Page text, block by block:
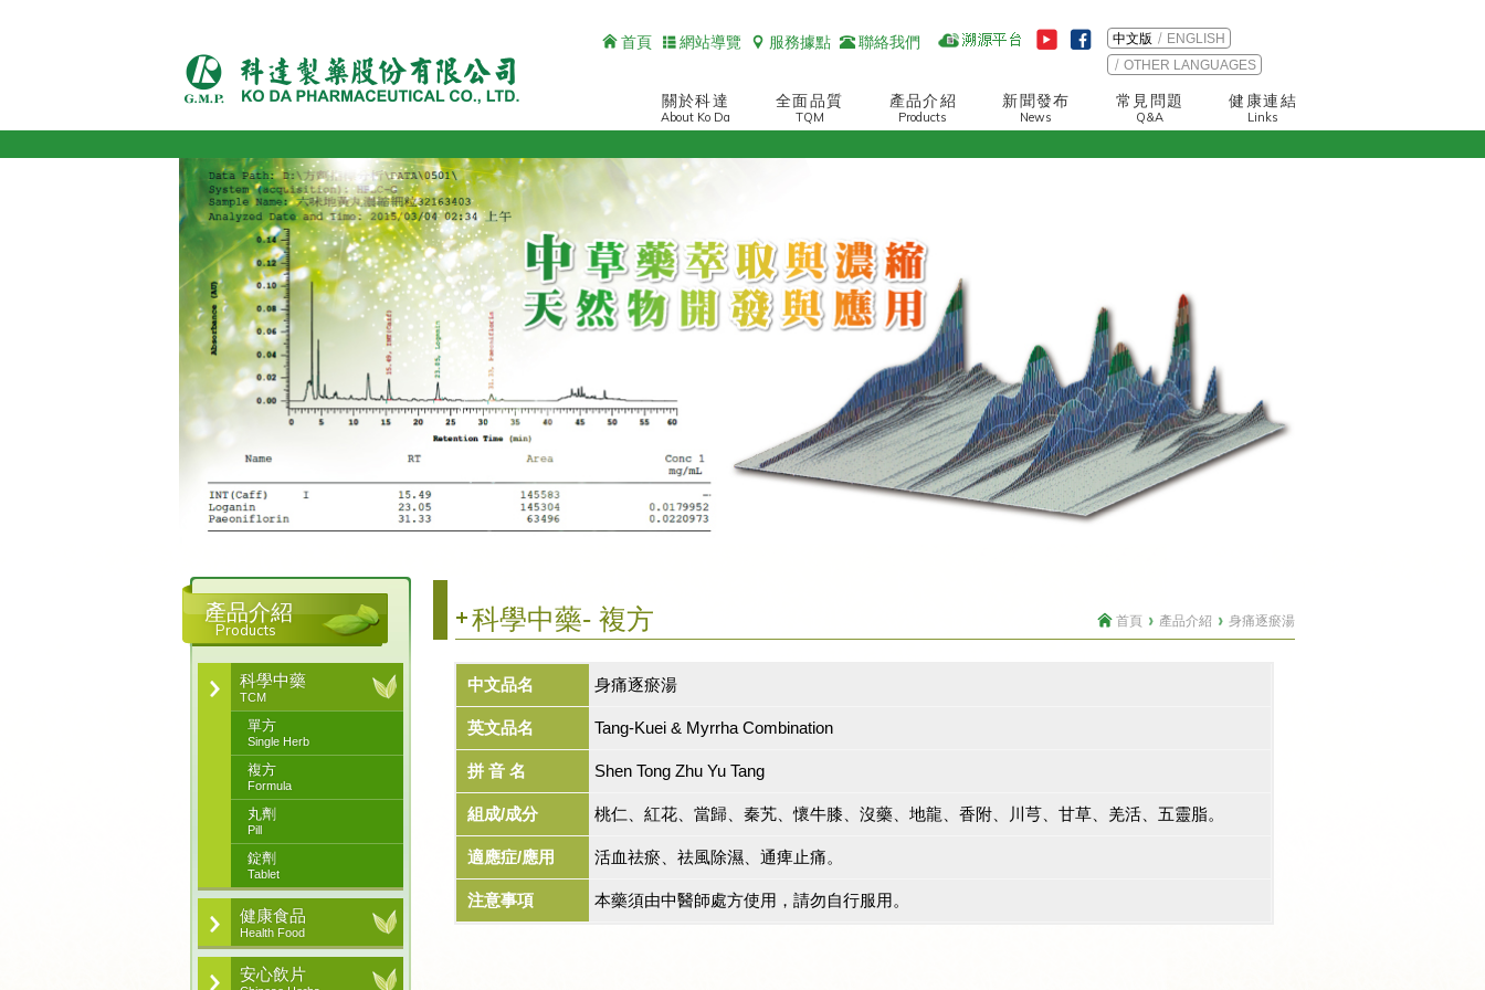
首頁 網站導覽 服務據點 聯絡我們 中文版
ENGLISH
OTHER LANGUAGES
關於科達
About Ko Da
全面品質
TQM
產品介紹
Products
新聞發布
News
常見問題
Q&A
健康連結
Links
科學中藥- 複方 首頁 產品介紹 身痛逐瘀湯
中文品名 身痛逐瘀湯
英文品名 Tang-Kuei & Myrrha Combination
拼 音 名 Shen Tong Zhu Yu Tang
組成/成分 桃仁、紅花、當歸、秦艽、懷牛膝、沒藥、地龍、香附、川芎、甘草、羌活、五靈脂。
適應症/應用 活血祛瘀、祛風除濕、通痺止痛。
注意事項 本藥須由中醫師處方使用，請勿自行服用。
產品介紹
Products
科學中藥
TCM
單方
Single Herb
複方
Formula
丸劑
Pill
錠劑
Tablet
健康食品
Health Food
安心飲片